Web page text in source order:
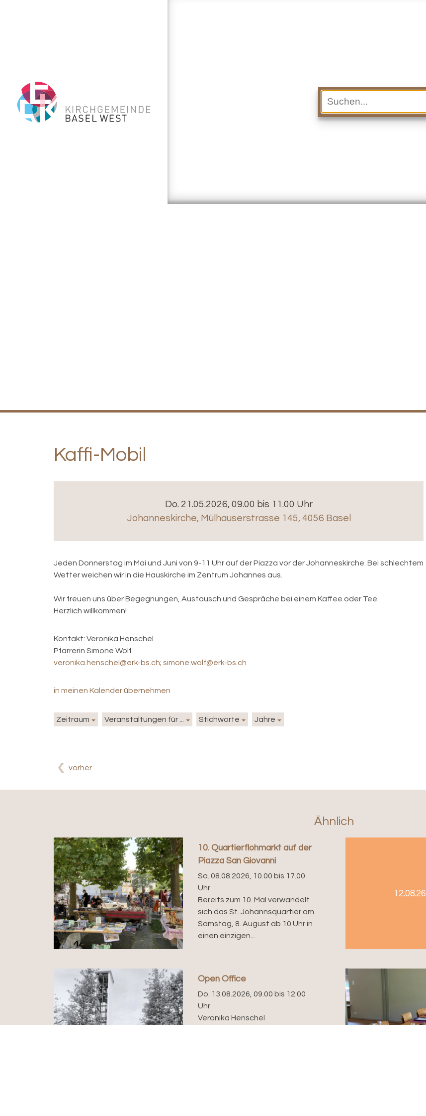
Kaffi-Mobil
Do. 21.05.2026, 09.00 bis 11.00 Uhr
Johanneskirche, Mülhauserstrasse 145, 4056 Basel
Jeden Donnerstag im Mai und Juni von 9-11 Uhr auf der Piazza vor der Johanneskirche. Bei schlechtem
Wetter weichen wir in die Hauskirche im Zentrum Johannes aus.
Wir freuen uns über Begegnungen, Austausch und Gespräche bei einem Kaffee oder Tee.
Herzlich willkommen!
Kontakt: Veronika Henschel
Pfarrerin Simone Wolf
veronika.henschel@erk-bs.ch; simone.wolf@erk-bs.ch
in meinen Kalender übernehmen
Zeitraum Veranstaltungen für ... Stichworte Jahre
vorher
Ähnlich
10. Quartierflohmarkt auf der
Piazza San Giovanni
Sa. 08.08.2026, 10.00 bis 17.00
Uhr
Bereits zum 10. Mal verwandelt
sich das St. Johannsquartier am
Samstag, 8. August ab 10 Uhr in
einen einzigen...
12.08.26
Open Office
Do. 13.08.2026, 09.00 bis 12.00
Uhr
Veronika Henschel